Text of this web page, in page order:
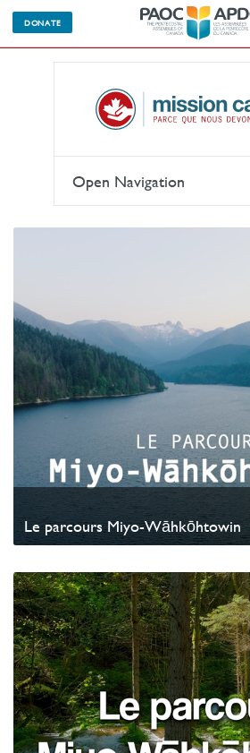
DONATE
Open Navigation
Le parcours Miyo-Wāhkōhtowin
Watch Video